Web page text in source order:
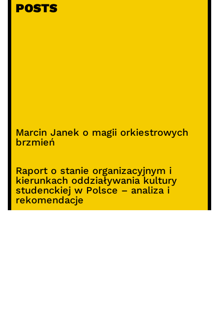
POSTS
Marcin Janek o magii orkiestrowych
brzmień
Raport o stanie organizacyjnym i
kierunkach oddziaływania kultury
studenckiej w Polsce – analiza i
rekomendacje